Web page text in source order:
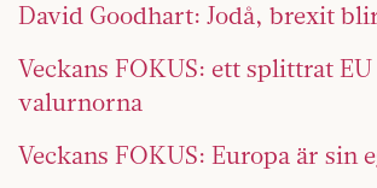
David Goodhart: Jodå, brexit
Veckans FOKUS: ett splittrat
valurnorna
Veckans FOKUS: Europa är sin